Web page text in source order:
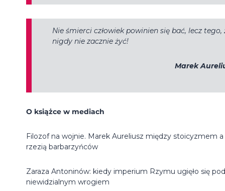
Nie śmierci człowiek powinien się bać, lecz tego,
nigdy nie zacznie żyć!
Marek
O książce w mediach
Filozof na wojnie. Marek Aureliusz między stoicyzmem a
rzezią barbarzyńców
Zaraza Antoninów: kiedy imperium Rzymu ugięło się pod
niewidzialnym wrogiem